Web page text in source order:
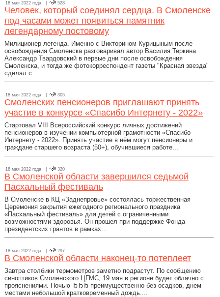
18 мая 2022 года | 528
Человек, который соединял сердца. В Смоленске
под часами может появиться памятник
легендарному постовому
Милиционер-легенда. Именно с Викторином Курицыным после
освобождения Смоленска разговаривал автор Василия Теркина
Александр Твардовский в первые дни после освобождения
Смоленска, и тогда же фотокорреспондент газеты "Красная звезда"
сделал с...
18 мая 2022 года | 305
Смоленских пенсионеров приглашают принять
участие в конкурсе «Спасибо Интернету - 2022»
Стартовал VIII Всероссийский конкурс личных достижений
пенсионеров в изучении компьютерной грамотности «Спасибо
Интернету - 2022». Принять участие в нём могут пенсионеры и
граждане старшего возраста (50+), обучившиеся работе...
18 мая 2022 года | 320
В Смоленской области завершился седьмой
Пасхальный фестиваль
В Смоленске в КЦ «Заднепровье» состоялась торжественная
Церемония закрытия ежегодного регионального праздника
«Пасхальный фестиваль» для детей с ограниченными
возможностями здоровья. Он прошел при поддержке Фонда
президентских грантов в рамках...
18 мая 2022 года | 297
В Смоленской области наконец-то потеплеет
Завтра столбики термометров заметно подрастут. По сообщению
синоптиков Смоленского ЦГМС, 19 мая в регионе будет облачно с
прояснениями. Ночью ЂЂЂ преимущественно без осадков, днем
местами небольшой кратковременный дождь....